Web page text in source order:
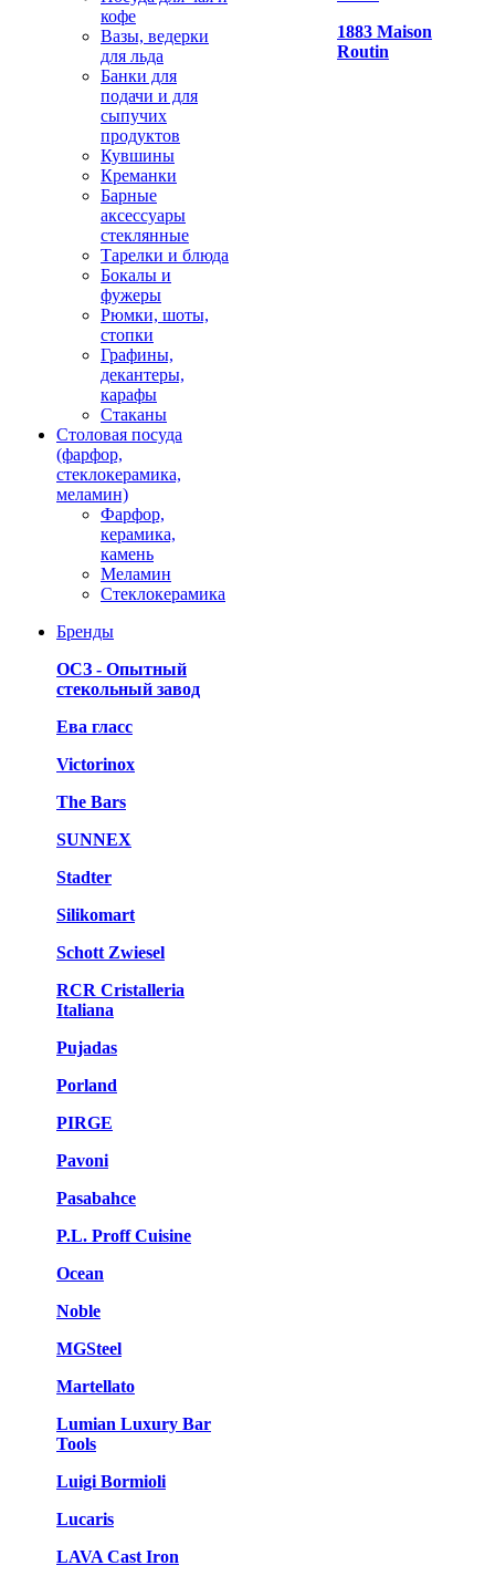
кофе
Вазы, ведерки
для льда
Банки для
подачи и для
сыпучих
продуктов
Кувшины
Креманки
Барные
аксессуары
стеклянные
Тарелки и блюда
Бокалы и
фужеры
Рюмки, шоты,
стопки
Графины,
декантеры,
карафы
Стаканы
Столовая посуда
(фарфор,
стеклокерамика,
меламин)
Фарфор,
керамика,
камень
Меламин
Стеклокерамика
Бренды
ОСЗ - Опытный
стекольный завод
Ева гласс
Victorinox
The Bars
SUNNEX
Stadter
Silikomart
Schott Zwiesel
RCR Cristalleria
Italiana
Pujadas
Porland
PIRGE
Pavoni
Pasabahce
P.L. Proff Cuisine
Ocean
Noble
MGSteel
Martellato
Lumian Luxury Bar
Tools
Luigi Bormioli
Lucaris
LAVA Cast Iron
1883 Maison
Routin